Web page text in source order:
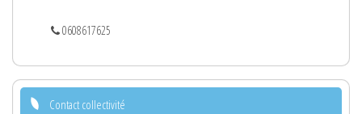
0608617625
Contact collectivité